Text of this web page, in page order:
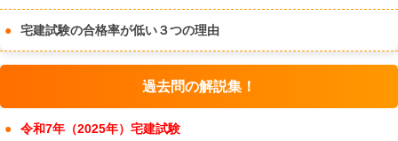
宅建試験の合格率が低い３つの理由
過去問の解説集！
令和7年（2025年）宅建試験